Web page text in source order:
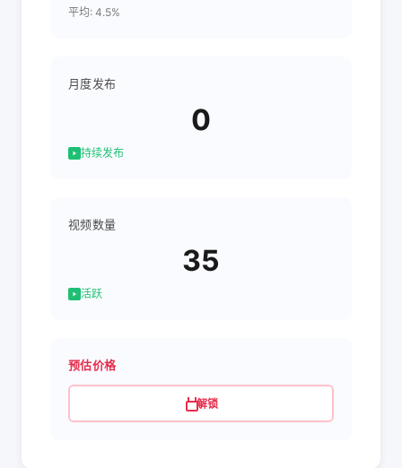
平均: 4.5%
月度发布
0
持续发布
视频数量
35
活跃
预估价格
解锁